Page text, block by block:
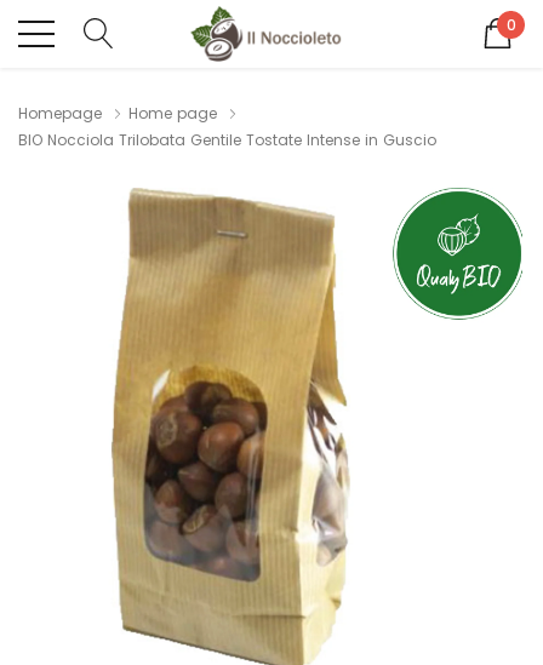
0
Homepage
Home page
BIO Nocciola Trilobata Gentile Tostate Intense in Guscio